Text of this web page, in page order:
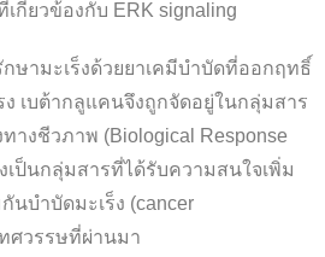
ยวข้องกับ ERK signaling
ษามะเร็งด้วยยาเคมีบำบัดที่ออกฤทธิ์
ง เบต้ากลูแคนจึงถูกจัดอยู่ในกลุ่มสาร
างชีวภาพ (Biological Response
เป็นกลุ่มสารที่ได้รับความสนใจเพิ่ม
บำบัดมะเร็ง (cancer
ศวรรษที่ผ่านมา